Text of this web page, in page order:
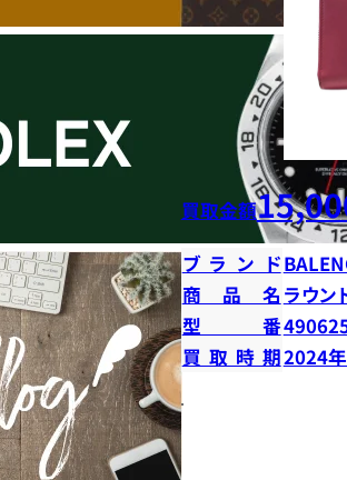
買取金額
ブランド
商品名 ラウン
型番
買取時期2024